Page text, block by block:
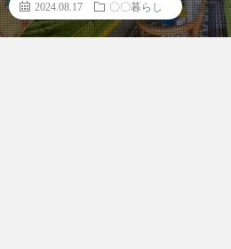
2024.08.17 〇〇暮らし